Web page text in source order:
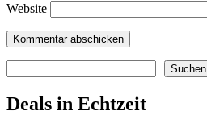
Website
Suchen
Deals in Echtzeit